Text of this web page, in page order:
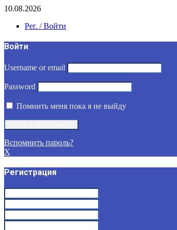
10.08.2026
Рег. / Войти
Войти
Username or email
Password
Помнить меня пока я не выйду
Вспомнить пароль?
X
Регистрация